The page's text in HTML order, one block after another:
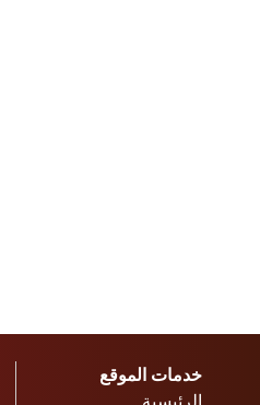
خدمات الموقع
الرئيسية